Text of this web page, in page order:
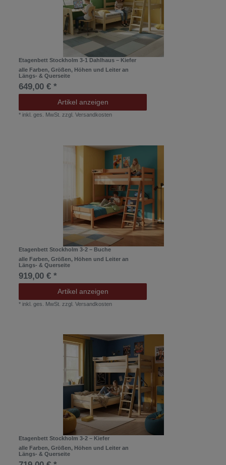
Etagenbett Stockholm 3-1 Dahlhaus – Kiefer
alle Farben, Größen, Höhen und Leiter an
Längs- & Querseite
649,00 € *
Artikel anzeigen
* inkl. ges. MwSt. zzgl.Versandkosten
Etagenbett Stockholm 3-2 – Buche
alle Farben, Größen, Höhen und Leiter an
Längs- & Querseite
919,00 € *
Artikel anzeigen
* inkl. ges. MwSt. zzgl.Versandkosten
Etagenbett Stockholm 3-2 – Kiefer
alle Farben, Größen, Höhen und Leiter an
Längs- & Querseite